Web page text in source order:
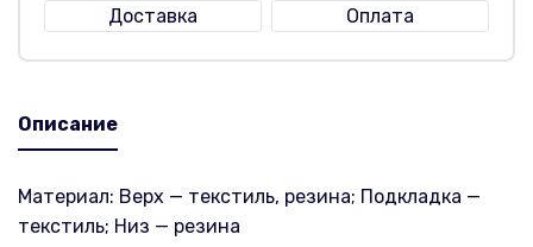
Доставка
Оплата
Описание
Материал: Верх — текстиль, резина; Подкладка —
текстиль; Низ — резина